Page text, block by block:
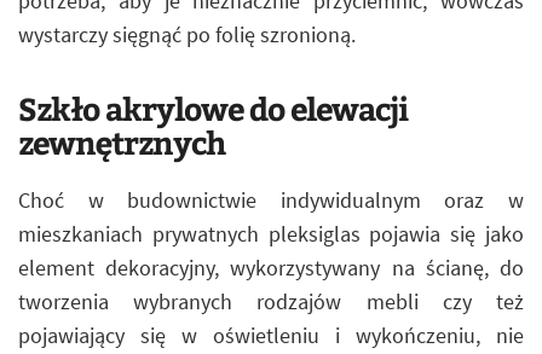
wystarczy sięgnąć po folię szronioną.
Szkło akrylowe do elewacji
zewnętrznych
Choć w budownictwie indywidualnym oraz w
mieszkaniach prywatnych pleksiglas pojawia się jako
element dekoracyjny, wykorzystywany na ścianę, do
tworzenia wybranych rodzajów mebli czy też
pojawiający się w oświetleniu i wykończeniu, nie